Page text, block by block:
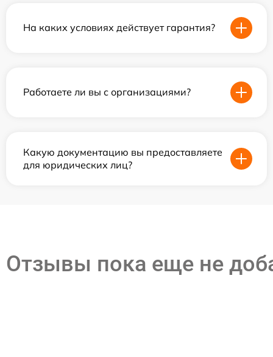
На каких условиях действует гарантия?
Работаете ли вы с организациями?
Какую документацию вы предоставляете
для юридических лиц?
Отзывы пока еще не